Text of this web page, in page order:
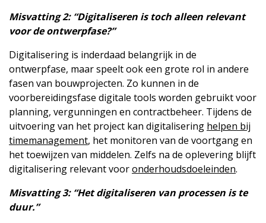
Misvatting 2: “Digitaliseren is toch alleen relevant
voor de ontwerpfase?”
Digitalisering is inderdaad belangrijk in de
ontwerpfase, maar speelt ook een grote rol in andere
fasen van bouwprojecten. Zo kunnen in de
voorbereidingsfase digitale tools worden gebruikt voor
planning, vergunningen en contractbeheer. Tijdens de
uitvoering van het project kan digitalisering helpen bij
timemanagement, het monitoren van de voortgang en
het toewijzen van middelen. Zelfs na de oplevering blijft
digitalisering relevant vooronderhoudsdoeleinden.
Misvatting 3: “Het digitaliseren van processen is te
duur.”